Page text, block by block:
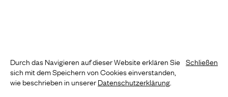
Durch das Navigieren auf dieser Website erklären Sie
sich mit dem Speichern von Cookies einverstanden,
wie beschrieben in unsererDatenschutzerklärung
Schließen